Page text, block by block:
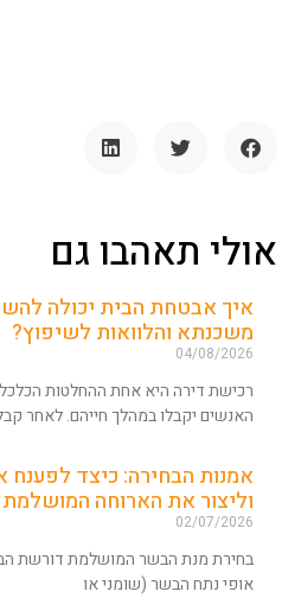
אולי תאהבו גם
איך אבטחת הבית יכולה
משכנתא והלוואות לשיפוץ?
04/08/2026
רכישת דירה היא אחת ההחלטות
האנשים יקבלו במהלך חייהם. לאחר
אמנות הבחירה: כיצד
וליצור את הארוחה המושלמת
02/07/2026
בחירת מנת הבשר המושלמת דורשת
אופי נתח הבשר (שומני או